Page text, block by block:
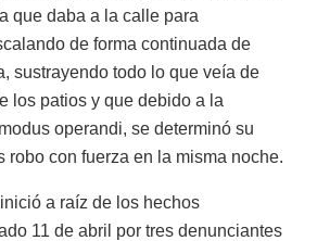
que daba a la calle para
de forma continuada de
sustrayendo todo lo que veía de
los patios y que debido a la
operandi, se determinó su
robo con fuerza en la misma noche.
a raíz de los hechos
11 de abril por tres denunciantes